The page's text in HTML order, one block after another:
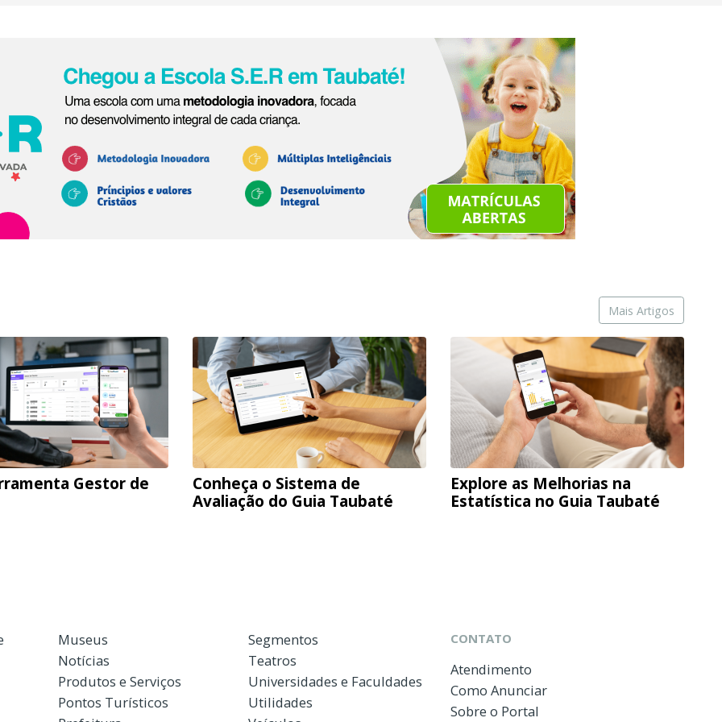
Mais Artigos
Gestor de
Conheça o Sistema de
Avaliação do Guia Taubaté
Explore as Melhorias na
Estatística no Guia Taubaté
Museus
Notícias
Produtos e Serviços
Pontos Turísticos
Segmentos
Teatros
Universidades e Faculdades
Utilidades
CONTATO
Atendimento
Como Anunciar
Sobre o Portal